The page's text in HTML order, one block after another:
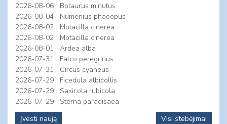
2026-08-06
Botaurus minutus
2026-08-04
Numenius phaeopus
2026-08-02
Motacilla cinerea
2026-08-02
Motacilla cinerea
2026-08-01
Ardea alba
2026-07-31
Falco peregrinus
2026-07-31
Circus cyaneus
2026-07-29
Ficedula albicollis
2026-07-29
Saxicola rubicola
2026-07-29
Sterna paradisaea
Įvesti naują
Visi stebėjimai